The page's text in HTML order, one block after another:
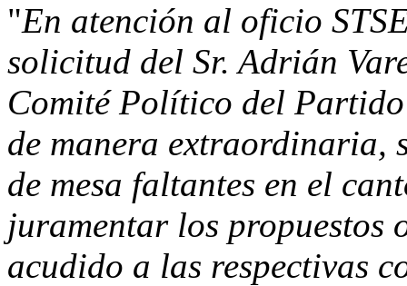
"En atención al oficio
solicitud del Sr. Adrián
Comité Político del
de manera extraordinaria,
de mesa faltantes en el
juramentar los propuestos
acudido a las respectivas